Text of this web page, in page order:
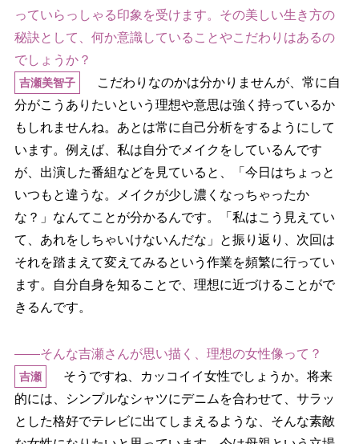
っていらっしゃる印象を受けます。その美しい生き方の
秘訣として、何か意識していることやこだわりはあるの
でしょうか？
吉瀬美智子
こだわりなのかは分かりませんが、常に自
分がこうありたいという理想や意思は強く持っているか
もしれませんね。あとは常に自己分析をするようにして
います。例えば、私は自分でメイクをしているんです
が、出演した番組などを見ていると、「今日はちょっと
いつもと違うな。メイクが少し濃くなっちゃったか
な？」なんてことが分かるんです。「私はこう見えてい
て、あれをしちゃいけないんだな」と振り返り、次回は
それを踏まえて変えてみるという作業を頻繁に行ってい
ます。自分自身を知ることで、理想に近づけることがで
きるんです。
――そんな吉瀬さんが思い描く、理想の女性像って？
吉瀬
そうですね、カッコイイ女性でしょうか。将来
的には、シンプルなシャツにデニムを合わせて、サラッ
とした格好でテレビに出てしまえるような、そんな素敵